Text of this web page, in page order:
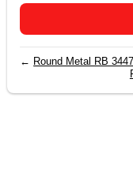
← Round Metal RB